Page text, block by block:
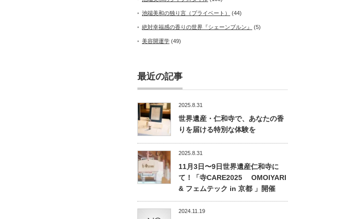
池端美和の独り言（プライベート） (44)
絶対幸福感の香りの世界『シェーンブルン』 (5)
美容開運学 (49)
最近の記事
2025.8.31
世界遺産・仁和寺で、あなたの香
りを届ける特別な体験を
2025.8.31
11月3日〜9日世界遺産仁和寺に
て！「寺CARE2025 OMOIYARI
& フェムテック in 京都 」開催
2024.11.19